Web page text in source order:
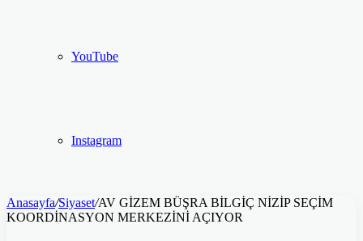
YouTube
Instagram
Anasayfa/Siyaset/AV GİZEM BÜŞRA BİLGİÇ NİZİP SEÇİM
KOORDİNASYON MERKEZİNİ AÇIYOR